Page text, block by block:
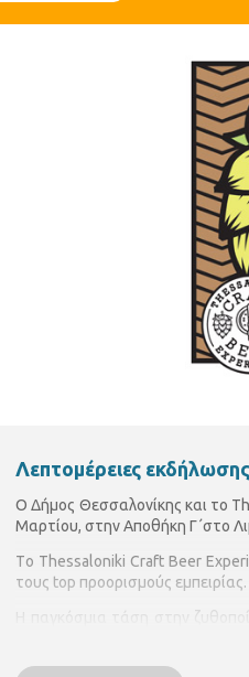
Λεπτομέρειες εκδήλωσης
Ο Δήμος Θεσσαλονίκης και το
Μαρτίου, στην Αποθήκη Γ΄στο
Tο Thessaloniki Craft Beer
τους top προορισμούς εμπειρίας.
Η παγκόσμια τάση στην